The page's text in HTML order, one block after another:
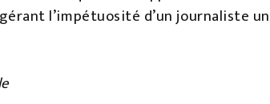
l’impétuosité d’un journaliste